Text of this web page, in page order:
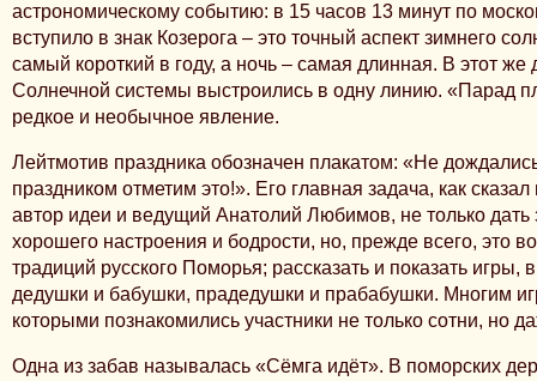
астрономическому событию: в 15 часов 13 минут по
вступило в знак Козерога – это точный аспект зимнего
самый короткий в году, а ночь – самая длинная. В этот же
Солнечной системы выстроились в одну линию. «Парад
редкое и необычное явление.
Лейтмотив праздника обозначен плакатом: «Не
праздником отметим это!». Его главная задача, как
автор идеи и ведущий Анатолий Любимов, не только дать
хорошего настроения и бодрости, но, прежде всего, это
традиций русского Поморья; рассказать и показать игры,
дедушки и бабушки, прадедушки и прабабушки. Многим
которыми познакомились участники не только сотни, но
Одна из забав называлась «Сёмга идёт». В поморских